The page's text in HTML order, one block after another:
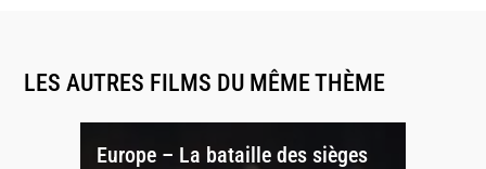
LES AUTRES FILMS DU MÊME THÈME
Europe – La bataille des sièges